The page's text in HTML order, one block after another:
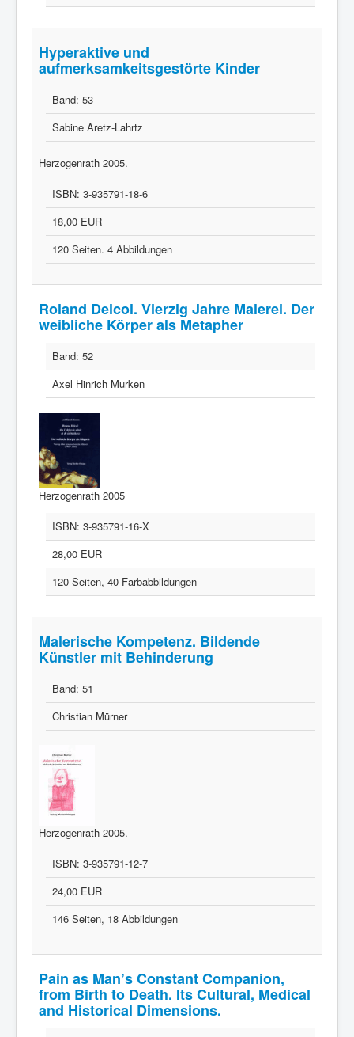
Hyperaktive und
aufmerksamkeitsgestörte Kinder
Band: 53
Sabine Aretz-Lahrtz
Herzogenrath 2005.
ISBN: 3-935791-18-6
18,00 EUR
120 Seiten. 4 Abbildungen
Roland Delcol. Vierzig Jahre Malerei. Der
weibliche Körper als Metapher
Band: 52
Axel Hinrich Murken
Herzogenrath 2005
ISBN: 3-935791-16-X
28,00 EUR
120 Seiten, 40 Farbabbildungen
Malerische Kompetenz. Bildende
Künstler mit Behinderung
Band: 51
Christian Mürner
Herzogenrath 2005.
ISBN: 3-935791-12-7
24,00 EUR
146 Seiten, 18 Abbildungen
Pain as Man’s Constant Companion,
from Birth to Death. Its Cultural, Medical
and Historical Dimensions.